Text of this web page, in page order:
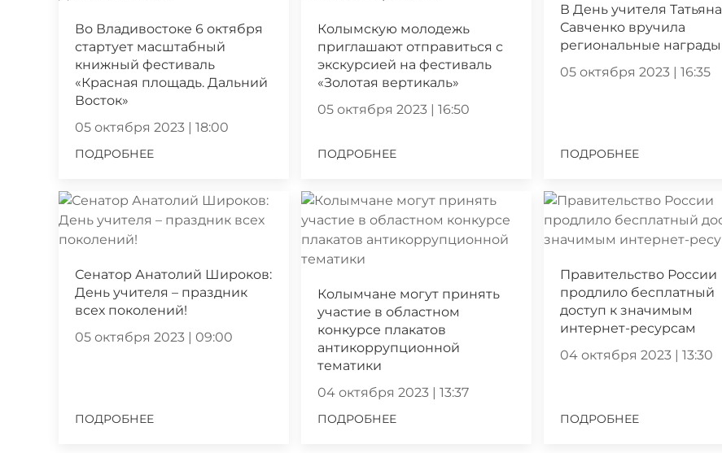
Во Владивостоке 6 октября
стартует масштабный
книжный фестиваль
«Красная площадь. Дальний
Восток»
05 октября 2023 | 18:00
ПОДРОБНЕЕ
Колымскую молодежь
приглашают отправиться с
экскурсией на фестиваль
«Золотая вертикаль»
05 октября 2023 | 16:50
ПОДРОБНЕЕ
В День учителя Татьяна
Савченко вручила
региональные награды
05 октября 2023 | 16:35
ПОДРОБНЕЕ
Сенатор Анатолий Широков:
День учителя – праздник
всех поколений!
05 октября 2023 | 09:00
ПОДРОБНЕЕ
Колымчане могут принять
участие в областном
конкурсе плакатов
антикоррупционной
тематики
04 октября 2023 | 13:37
ПОДРОБНЕЕ
Правительство России
продлило бесплатный
доступ к значимым
интернет-ресурсам
04 октября 2023 | 13:30
ПОДРОБНЕЕ